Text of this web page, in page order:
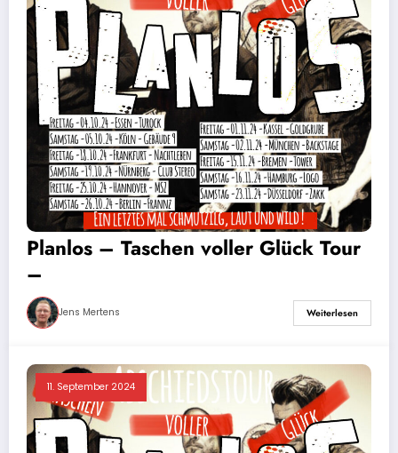
Planlos – Taschen voller Glück Tour
–
Jens Mertens Weiterlesen
11. September 2024